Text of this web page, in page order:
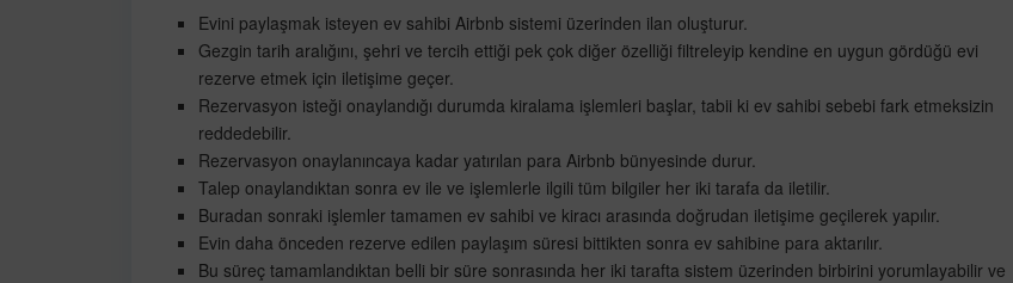
Evini paylaşmak isteyen ev sahibi Airbnb sistemi üzerinden ilan oluşturur.
Gezgin tarih aralığını, şehri ve tercih ettiği pek çok diğer özelliği filtreleyip kendine en uygun gördüğü evi
rezerve etmek için iletişime geçer.
Rezervasyon isteği onaylandığı durumda kiralama işlemleri başlar, tabii ki ev sahibi sebebi fark etmeksizin
reddedebilir.
Rezervasyon onaylanıncaya kadar yatırılan para Airbnb bünyesinde durur.
Talep onaylandıktan sonra ev ile ve işlemlerle ilgili tüm bilgiler her iki tarafa da iletilir.
Buradan sonraki işlemler tamamen ev sahibi ve kiracı arasında doğrudan iletişime geçilerek yapılır.
Evin daha önceden rezerve edilen paylaşım süresi bittikten sonra ev sahibine para aktarılır.
Bu süreç tamamlandıktan belli bir süre sonrasında her iki tarafta sistem üzerinden birbirini yorumlayabilir ve